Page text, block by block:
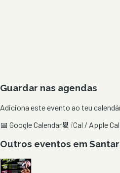
Guardar nas agendas
Adiciona este evento ao teu
📅 Google Calendar📆 iCal / Apple
Outros eventos em